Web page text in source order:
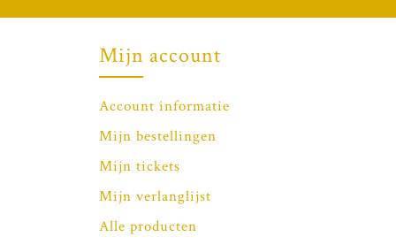
Mijn account
Account informatie
Mijn bestellingen
Mijn tickets
Mijn verlanglijst
Alle producten